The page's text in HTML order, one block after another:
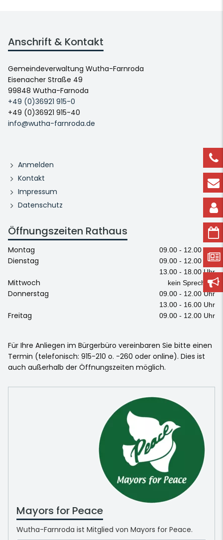
Anschrift & Kontakt
Gemeindeverwaltung Wutha-Farnroda
Eisenacher Straße 49
99848 Wutha-Farnoda
+49 (0)36921 915-0
+49 (0)36921 915-40
info@wutha-farnroda.de
Anmelden
Kontakt
Impressum
Datenschutz
Öffnungszeiten Rathaus
Montag 09.00 - 12.00 Uhr
Dienstag
09.00 - 12.00 Uhr
13.00 - 18.00 Uhr
Mittwoch kein Sprechtag
Donnerstag
09.00 - 12.00 Uhr
13.00 - 16.00 Uhr
Freitag 09.00 - 12.00 Uhr
Für Ihre Anliegen im Bürgerbüro vereinbaren Sie bitte einen
Termin (telefonisch: 915-210 o. -260 oder online). Dies ist
auch außerhalb der Öffnungszeiten möglich.
Mayors for Peace
Wutha-Farnroda ist Mitglied von Mayors for Peace.